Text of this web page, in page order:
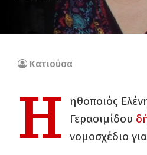
Κατιούσα
Η
ηθοποιός
Γερασιμίδου
νομοσχέδιο